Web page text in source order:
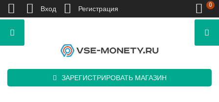
ЗАРЕГИСТРИРОВАТЬ МАГАЗИН
Вход Регистрация 0